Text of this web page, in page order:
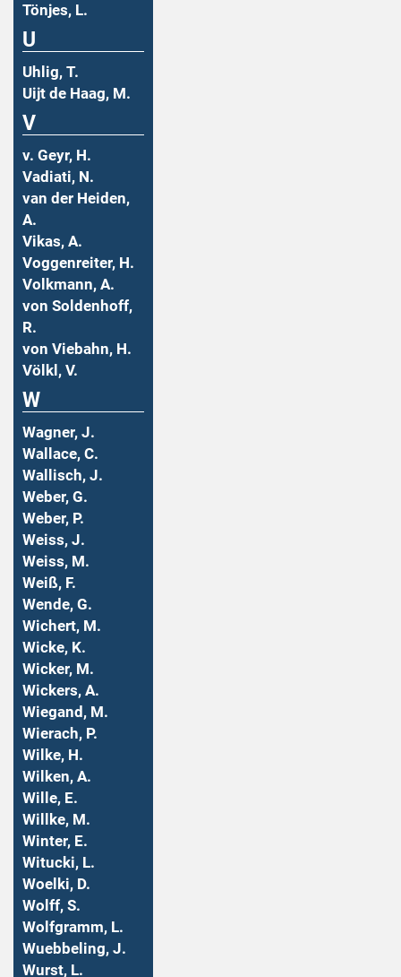
Tönjes, L.
U
Uhlig, T.
Uijt de Haag, M.
V
v. Geyr, H.
Vadiati, N.
van der Heiden,
A.
Vikas, A.
Voggenreiter, H.
Volkmann, A.
von Soldenhoff,
R.
von Viebahn, H.
Völkl, V.
W
Wagner, J.
Wallace, C.
Wallisch, J.
Weber, G.
Weber, P.
Weiss, J.
Weiss, M.
Weiß, F.
Wende, G.
Wichert, M.
Wicke, K.
Wicker, M.
Wickers, A.
Wiegand, M.
Wierach, P.
Wilke, H.
Wilken, A.
Wille, E.
Willke, M.
Winter, E.
Witucki, L.
Woelki, D.
Wolff, S.
Wolfgramm, L.
Wuebbeling, J.
Wurst, L.